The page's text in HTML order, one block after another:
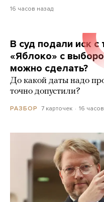
16 часов назад
В суд подали иск с
«Яблоко» с
можно сделать?
До какой даты надо
точно допустили?
РАЗБОР 7 карточек 16